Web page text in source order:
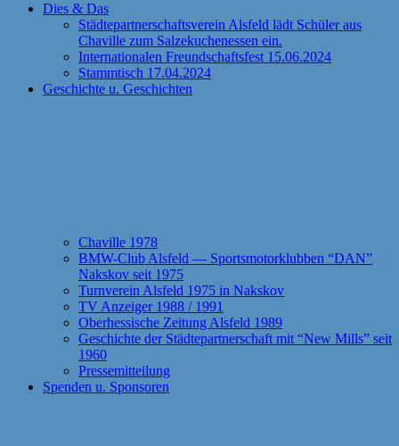
Dies & Das
Städtepartnerschaftsverein Alsfeld lädt Schüler aus
Chaville zum Salzekuchenessen ein.
Internationalen Freundschaftsfest 15.06.2024
Stammtisch 17.04.2024
Geschichte u. Geschichten
Chaville 1978
BMW-Club Alsfeld — Sportsmotorklubben “DAN”
Nakskov seit 1975
Turnverein Alsfeld 1975 in Nakskov
TV Anzeiger 1988 / 1991
Oberhessische Zeitung Alsfeld 1989
Geschichte der Städtepartnerschaft mit “New Mills” seit
1960
Pressemitteilung
Spenden u. Sponsoren